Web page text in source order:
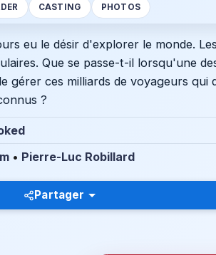
CASTING PHOTOS
eu le désir d'explorer le monde.
Que se passe-t-il lorsqu'une
gérer ces milliards de voyageurs
?
• Pierre-Luc Robillard
Partager